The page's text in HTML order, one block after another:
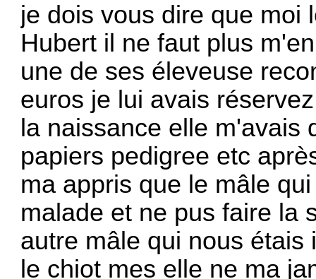
je dois vous dire que moi
Hubert il ne faut plus
une de ses éleveuse
euros je lui avais
la naissance elle m'avais
papiers pedigree etc
ma appris que le mâle
malade et ne pus faire la
autre mâle qui nous
le chiot mes elle ne ma